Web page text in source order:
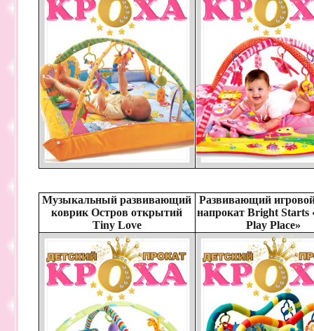
Музыкальный развивающий
коврик Остров открытий
Tiny Love
Развивающий
напрокат Bright Starts
Play Place»